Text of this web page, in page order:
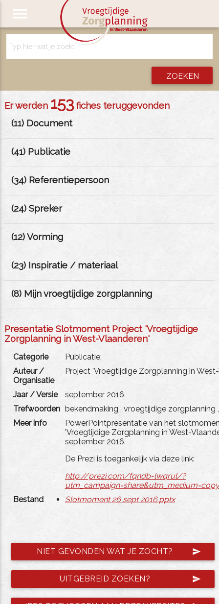
menu
Er werden 153fiches teruggevonden
(11) Document
(41) Publicatie
(34) Referentiepersoon
(24) Spreker
(12) Vorming
(23) Inspiratie / materiaal
(8) Mijn vroegtijdige zorgplanning
Presentatie Slotmoment Project 'Vroegtijdige
Zorgplanning in West-Vlaanderen'
Categorie
Publicatie;
Auteur /
Organisatie
Project 'Vroegtijdige Zorgplanning in
Jaar / Versie
september 2016
Trefwoorden bekendmaking vroegtijdige zorgplanning
Meer info
PowerPointpresentatie van het
'Vroegtijdige Zorgplanning in West-
september 2016.
De Prezi is toegankelijk via deze link:
http://prezi.com/fqndb-lwqrul/?
Bestand
Slotmoment 26 sept 2016.pptx
NIET GEVONDEN WAT JE ZOCHT? send
UITGEBREID ZOEKEN? send